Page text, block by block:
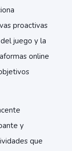
proactivas
juego y la
online
y
que